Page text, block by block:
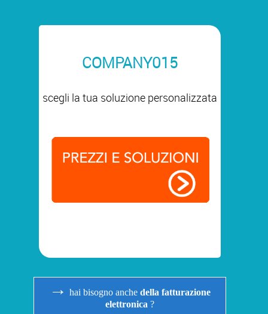
COMPANY015
scegli la tua soluzione personalizzata
→ hai bisogno anche della fatturazione
elettronica ?